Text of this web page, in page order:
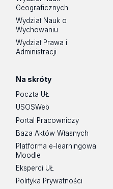
Geograficznych
Wydział Nauk o
Wychowaniu
Wydział Prawa i
Administracji
Na skróty
Poczta UŁ
USOSWeb
Portal Pracowniczy
Baza Aktów Własnych
Platforma e-learningowa
Moodle
Eksperci UŁ
Polityka Prywatności